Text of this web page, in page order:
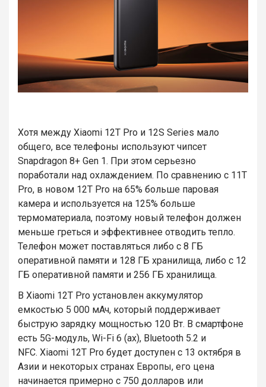
Хотя между Xiaomi 12T Pro и 12S Series мало
общего, все телефоны используют чипсет
Snapdragon 8+ Gen 1. При этом серьезно
поработали над охлаждением. По сравнению с 11T
Pro, в новом 12T Pro на 65% больше паровая
камера и используется на 125% больше
термоматериала, поэтому новый телефон должен
меньше греться и эффективнее отводить тепло.
Телефон может поставляться либо с 8 ГБ
оперативной памяти и 128 ГБ хранилища, либо с 12
ГБ оперативной памяти и 256 ГБ хранилища.
В Xiaomi 12T Pro установлен аккумулятор
емкостью 5 000 мАч, который поддерживает
быструю зарядку мощностью 120 Вт. В смартфоне
есть 5G-модуль, Wi-Fi 6 (ax), Bluetooth 5.2 и
NFC. Xiaomi 12T Pro будет доступен с 13 октября в
Азии и некоторых странах Европы, его цена
начинается примерно с 750 долларов или